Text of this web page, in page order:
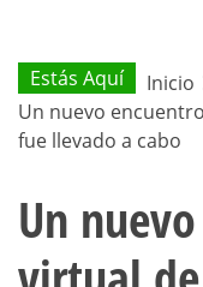
Estás Aquí Inicio
Un nuevo
fue llevado a cabo
Un